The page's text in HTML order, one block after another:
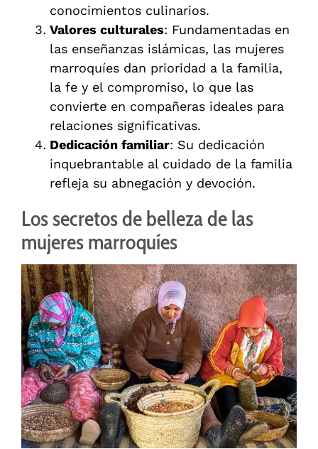
conocimientos culinarios.
Valores culturales: Fundamentadas en
las enseñanzas islámicas, las mujeres
marroquíes dan prioridad a la familia,
la fe y el compromiso, lo que las
convierte en compañeras ideales para
relaciones significativas.
Dedicación familiar: Su dedicación
inquebrantable al cuidado de la familia
refleja su abnegación y devoción.
Los secretos de belleza de las
mujeres marroquíes